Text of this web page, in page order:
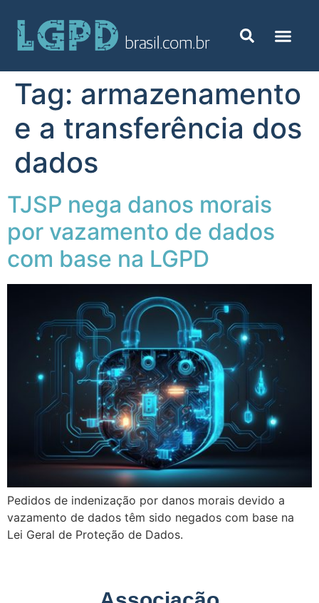
Tag: armazenamento
e a transferência dos
dados
TJSP nega danos morais
por vazamento de dados
com base na LGPD
Pedidos de indenização por danos morais devido a
vazamento de dados têm sido negados com base na
Lei Geral de Proteção de Dados.